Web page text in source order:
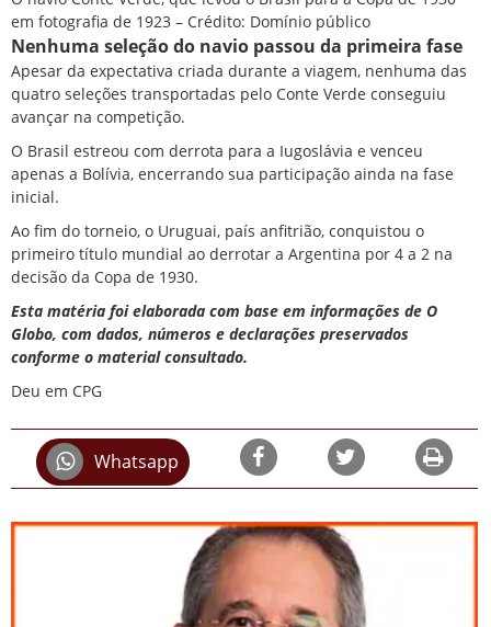
em fotografia de 1923 – Crédito: Domínio público
Nenhuma seleção do navio passou da primeira fase
Apesar da expectativa criada durante a viagem, nenhuma das
quatro seleções transportadas pelo Conte Verde conseguiu
avançar na competição.
O Brasil estreou com derrota para a Iugoslávia e venceu
apenas a Bolívia, encerrando sua participação ainda na fase
inicial.
Ao fim do torneio, o Uruguai, país anfitrião, conquistou o
primeiro título mundial ao derrotar a Argentina por 4 a 2 na
decisão da Copa de 1930.
Esta matéria foi elaborada com base em informações de O
Globo, com dados, números e declarações preservados
conforme o material consultado.
Deu em CPG
Whatsapp